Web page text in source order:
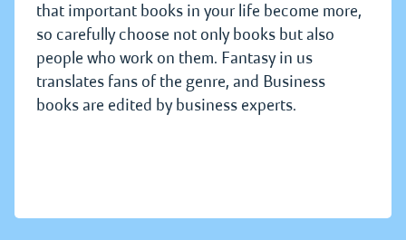
that important books in your life become more,
so carefully choose not only books but also
people who work on them. Fantasy in us
translates fans of the genre, and Business
books are edited by business experts.